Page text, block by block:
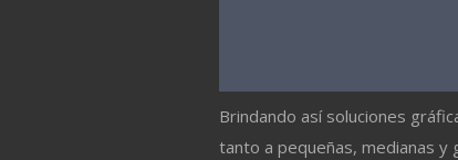
Brindando así soluciones
tanto a pequeñas, medianas y